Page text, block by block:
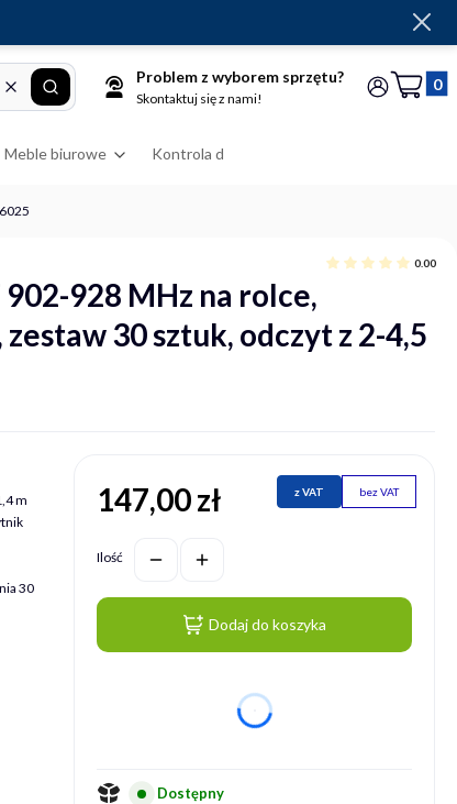
WyczyśćSzukaj
Problem z wyborem sprzętu?
Skontaktuj się z nami! Zaloguj się
Koszyk
Meble biurowe Kontrola dostępu
928 MHz na rolce,
30 sztuk, odczyt z 2-4,5
0.00
m
30
z VAT bez VAT
Cena
147,00 zł
Ilość
Dodaj do koszyka
Dostępny